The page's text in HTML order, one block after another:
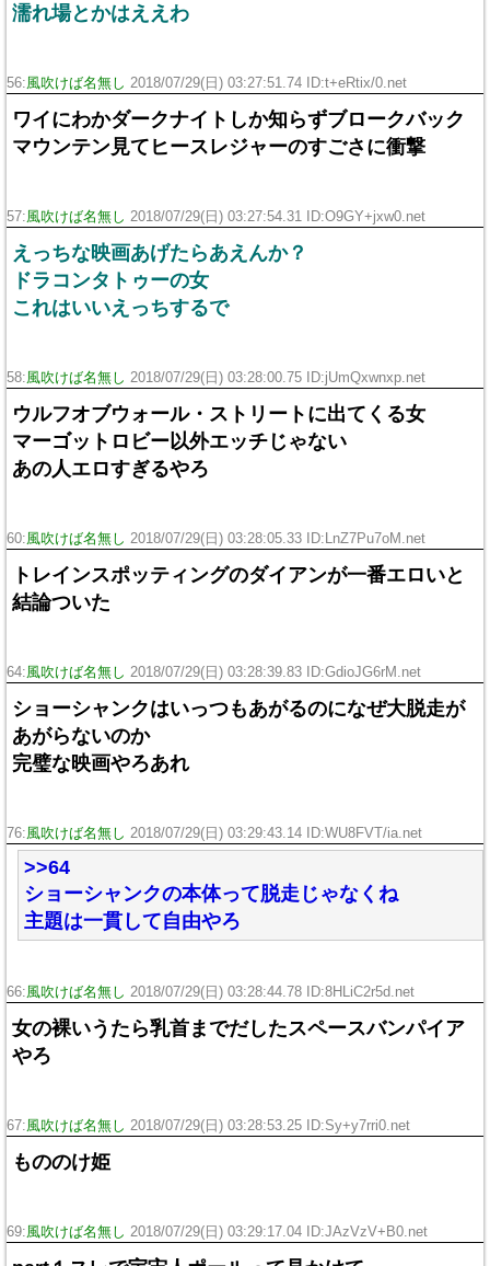
濡れ場とかはええわ
56:風吹けば名無し 2018/07/29(日) 03:27:51.74 ID:t+eRtix/0.net
ワイにわかダークナイトしか知らずブロークバック
マウンテン見てヒースレジャーのすごさに衝撃
57:風吹けば名無し 2018/07/29(日) 03:27:54.31 ID:O9GY+jxw0.net
えっちな映画あげたらあえんか？
ドラコンタトゥーの女
これはいいえっちするで
58:風吹けば名無し 2018/07/29(日) 03:28:00.75 ID:jUmQxwnxp.net
ウルフオブウォール・ストリートに出てくる女
マーゴットロビー以外エッチじゃない
あの人エロすぎるやろ
60:風吹けば名無し 2018/07/29(日) 03:28:05.33 ID:LnZ7Pu7oM.net
トレインスポッティングのダイアンが一番エロいと
結論ついた
64:風吹けば名無し 2018/07/29(日) 03:28:39.83 ID:GdioJG6rM.net
ショーシャンクはいっつもあがるのになぜ大脱走が
あがらないのか
完璧な映画やろあれ
76:風吹けば名無し 2018/07/29(日) 03:29:43.14 ID:WU8FVT/ia.net
>>64
ショーシャンクの本体って脱走じゃなくね
主題は一貫して自由やろ
66:風吹けば名無し 2018/07/29(日) 03:28:44.78 ID:8HLiC2r5d.net
女の裸いうたら乳首までだしたスペースバンパイア
やろ
67:風吹けば名無し 2018/07/29(日) 03:28:53.25 ID:Sy+y7rri0.net
もののけ姫
69:風吹けば名無し 2018/07/29(日) 03:29:17.04 ID:JAzVzV+B0.net